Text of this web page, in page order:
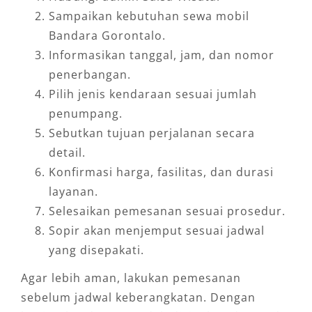
terawat, serta pengalaman perjalanan yang
lebih tertata. Bagi penumpang yang baru
pertama kali datang ke Gorontalo, keberadaan
sopir lokal menjadi nilai tambah karena dapat
membantu memilih rute yang lebih efisien.
Keunggulan layanan meliputi:
Armada terbaru dan terawat untuk
perjalanan bandara, dalam kota, maupun
luar kota.
Sopir profesional yang memahami area
Bandara Djalaluddin, pusat kota, hotel,
dan rute populer.
Layanan 24 jam untuk menyesuaikan
jadwal penerbangan pagi hingga malam.
Sampaikan kebutuhan sewa mobil
Bandara Gorontalo.
Informasikan tanggal, jam, dan nomor
penerbangan.
Pilih jenis kendaraan sesuai jumlah
penumpang.
Sebutkan tujuan perjalanan secara
detail.
Konfirmasi harga, fasilitas, dan durasi
layanan.
Selesaikan pemesanan sesuai prosedur.
Sopir akan menjemput sesuai jadwal
yang disepakati.
Agar lebih aman, lakukan pemesanan
sebelum jadwal keberangkatan. Dengan